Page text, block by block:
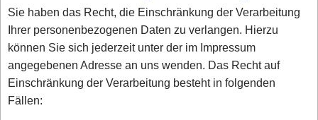
Sie haben das Recht, die Einschränkung der Verarbeitung
Ihrer personenbezogenen Daten zu verlangen. Hierzu
können Sie sich jederzeit unter der im Impressum
angegebenen Adresse an uns wenden. Das Recht auf
Einschränkung der Verarbeitung besteht in folgenden
Fällen: